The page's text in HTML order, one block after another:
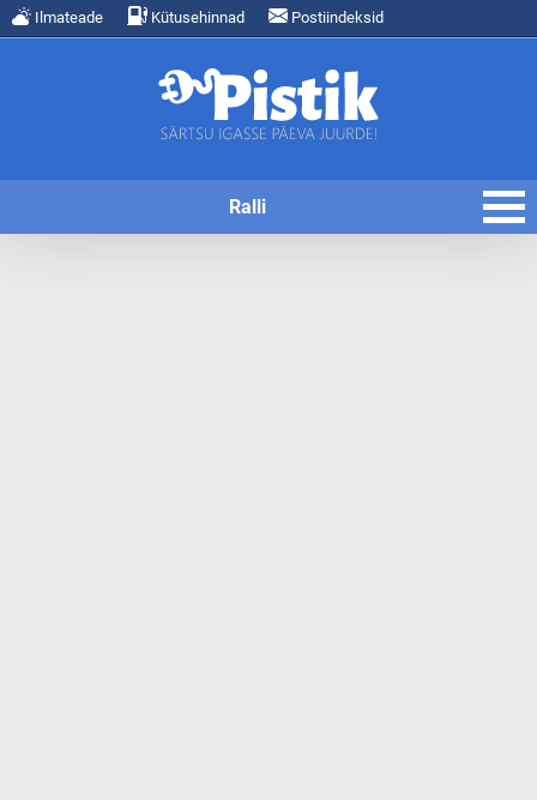
Ilmateade Kütusehinnad Postiindeksid
Ralli